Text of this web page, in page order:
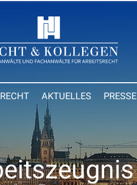
AKTUELLES PRESSE